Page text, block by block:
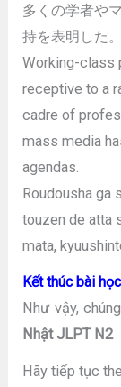
多くの学者や
持を表明した。
Working-class
receptive to a
cadre of
mass media
agendas.
Roudousha ga
touzen de atta
mata,
Kết thúc bài học
Như vậy,
Nhật JLPT N2
Hãy tiếp tục